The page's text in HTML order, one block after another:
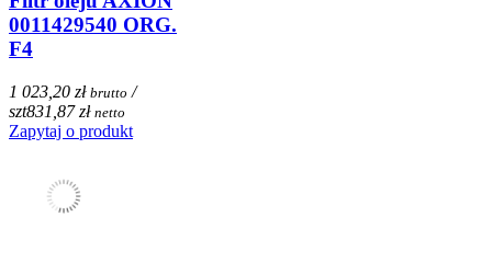
0011429540 ORG.
F4
1 023,20 zł brutto /
szt831,87 zł netto
Zapytaj o produkt